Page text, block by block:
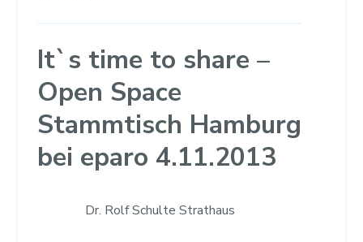
It`s time to share –
Open Space
Stammtisch Hamburg
bei eparo 4.11.2013
Dr. Rolf Schulte Strathaus